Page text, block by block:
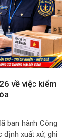
về việc kiểm
ban hành Công
định xuất xứ, ghi